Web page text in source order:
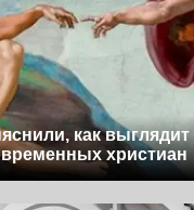
как выглядит
христиан